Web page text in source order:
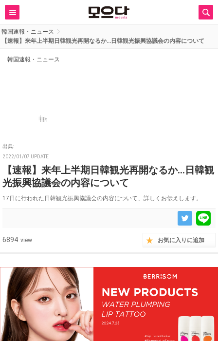
韓国速報・ニュース
【速報】来年上半期日韓観光再開なるか…日韓観光振興協議会の内容について
韓国速報・ニュース
ilin
出典:
2022/01/07 UPDATE
【速報】来年上半期日韓観光再開なるか…日韓観
光振興協議会の内容について
17日に行われた日韓観光振興協議会の内容について、詳しくお伝えします。
6894 view お気に入りに追加